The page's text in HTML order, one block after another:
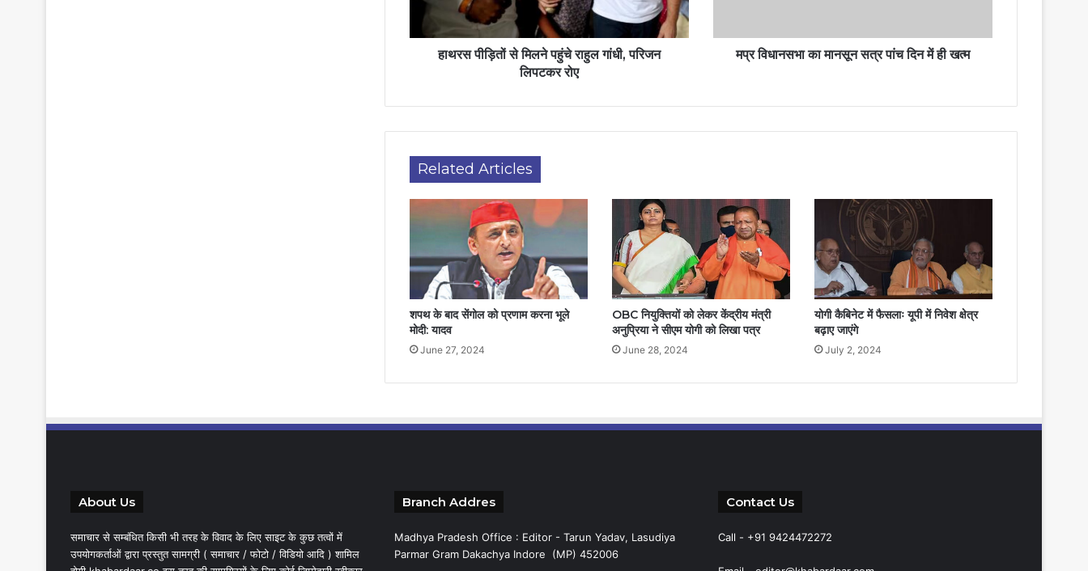
हाथरस पीड़ितों से मिलने पहुंचे राहुल गांधी, परिजन
लिपटकर रोए
मप्र विधानसभा का मानसून सत्र पांच दिन में ही खत्म
Related Articles
शपथ के बाद सेंगोल को प्रणाम करना भूले
मोदी: यादव
June 27, 2024
OBC नियुक्तियों को लेकर केंद्रीय मंत्री
अनुप्रिया ने सीएम योगी को लिखा पत्र
June 28, 2024
योगी कैबिनेट में फैसलाः यूपी में निवेश क्षेत्र
बढ़ाए जाएंगे
July 2, 2024
About Us
समाचार से सम्बंधित किसी भी तरह के विवाद के लिए साइट के कुछ तत्वों में
उपयोगकर्ताओं द्वारा प्रस्तुत सामग्री ( समाचार / फोटो / विडियो आदि ) शामिल
Branch Addres
Madhya Pradesh Office : Editor - Tarun Yadav, Lasudiya
Parmar Gram Dakachya Indore (MP) 452006
Contact Us
Call - +91 9424472272